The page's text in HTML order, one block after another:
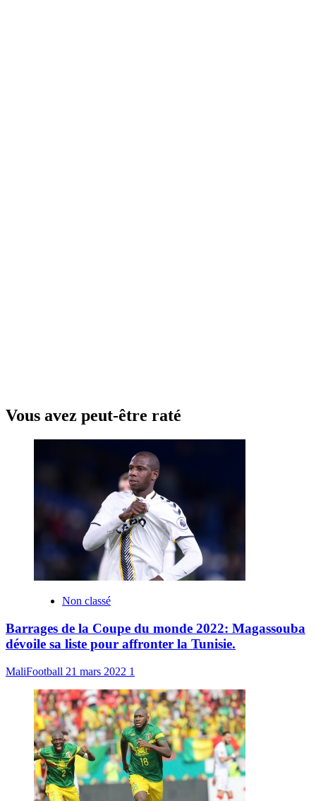
Vous avez peut-être raté
Non classé
Barrages de la Coupe du monde 2022: Magassouba
dévoile sa liste pour affronter la Tunisie.
MaliFootball 21 mars 2022 1